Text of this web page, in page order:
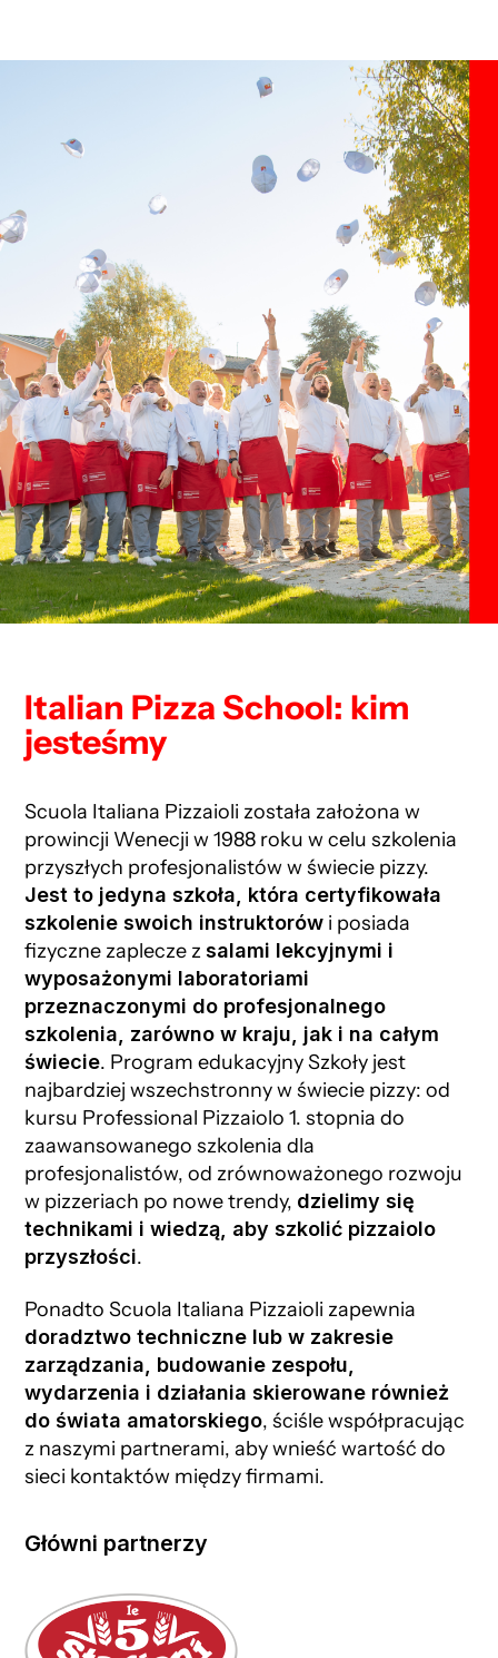
Italian Pizza School: kim
jesteśmy
Scuola Italiana Pizzaioli została założona w
prowincji Wenecji w 1988 roku w celu szkolenia
przyszłych profesjonalistów w świecie pizzy.
Jest to jedyna szkoła, która certyfikowała
szkolenie swoich instruktorówi posiada
fizyczne zaplecze zsalami lekcyjnymi i
wyposażonymi laboratoriami
przeznaczonymi do profesjonalnego
szkolenia, zarówno w kraju, jak i na całym
świecie. Program edukacyjny Szkoły jest
najbardziej wszechstronny w świecie pizzy: od
kursu Professional Pizzaiolo 1. stopnia do
zaawansowanego szkolenia dla
profesjonalistów, od zrównoważonego rozwoju
w pizzeriach po nowe trendy, dzielimy się
technikami i wiedzą, aby szkolić pizzaiolo
przyszłości.
Ponadto Scuola Italiana Pizzaioli zapewnia
doradztwo techniczne lub w zakresie
zarządzania, budowanie zespołu,
wydarzenia i działania skierowane również
do świata amatorskiego, ściśle współpracując
z naszymi partnerami, aby wnieść wartość do
sieci kontaktów między firmami.
Główni partnerzy